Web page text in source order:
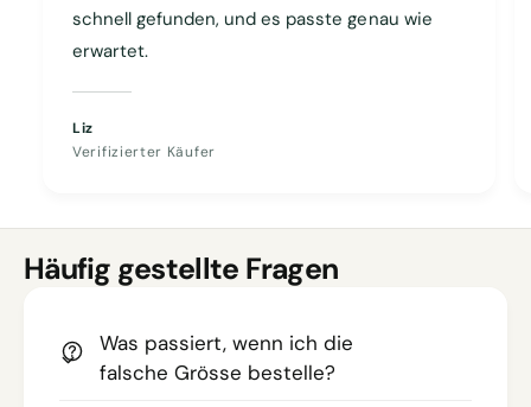
schnell gefunden, und es passte genau wie
erwartet.
Liz
Verifizierter Käufer
Häufig gestellte Fragen
Was passiert, wenn ich die
falsche Grösse bestelle?